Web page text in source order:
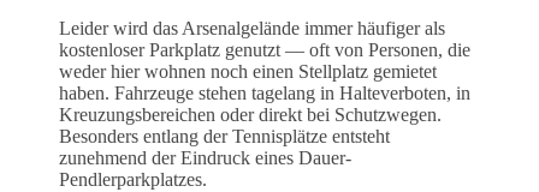
Leider wird das Arsenalgelände immer häufiger als
kostenloser Parkplatz genutzt — oft von Personen, die
weder hier wohnen noch einen Stellplatz gemietet
haben. Fahrzeuge stehen tagelang in Halteverboten, in
Kreuzungsbereichen oder direkt bei Schutzwegen.
Besonders entlang der Tennisplätze entsteht
zunehmend der Eindruck eines Dauer-
Pendlerparkplatzes.